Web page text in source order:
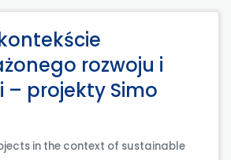
rozwoju i
– projekty Simo
in the context of sustainable